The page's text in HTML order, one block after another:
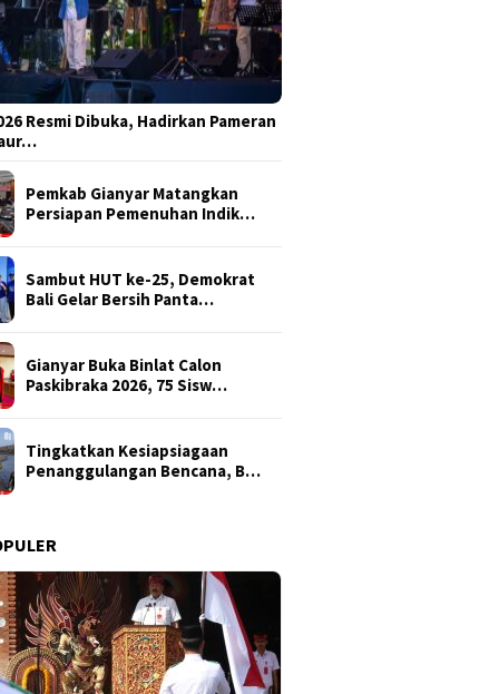
Resmi Dibuka, Hadirkan Pameran
Pemkab Gianyar Matangkan
Persiapan Pemenuhan Indik…
Sambut HUT ke-25, Demokrat
Bali Gelar Bersih Panta…
Gianyar Buka Binlat Calon
Paskibraka 2026, 75 Sisw…
Tingkatkan Kesiapsiagaan
Penanggulangan Bencana, B…